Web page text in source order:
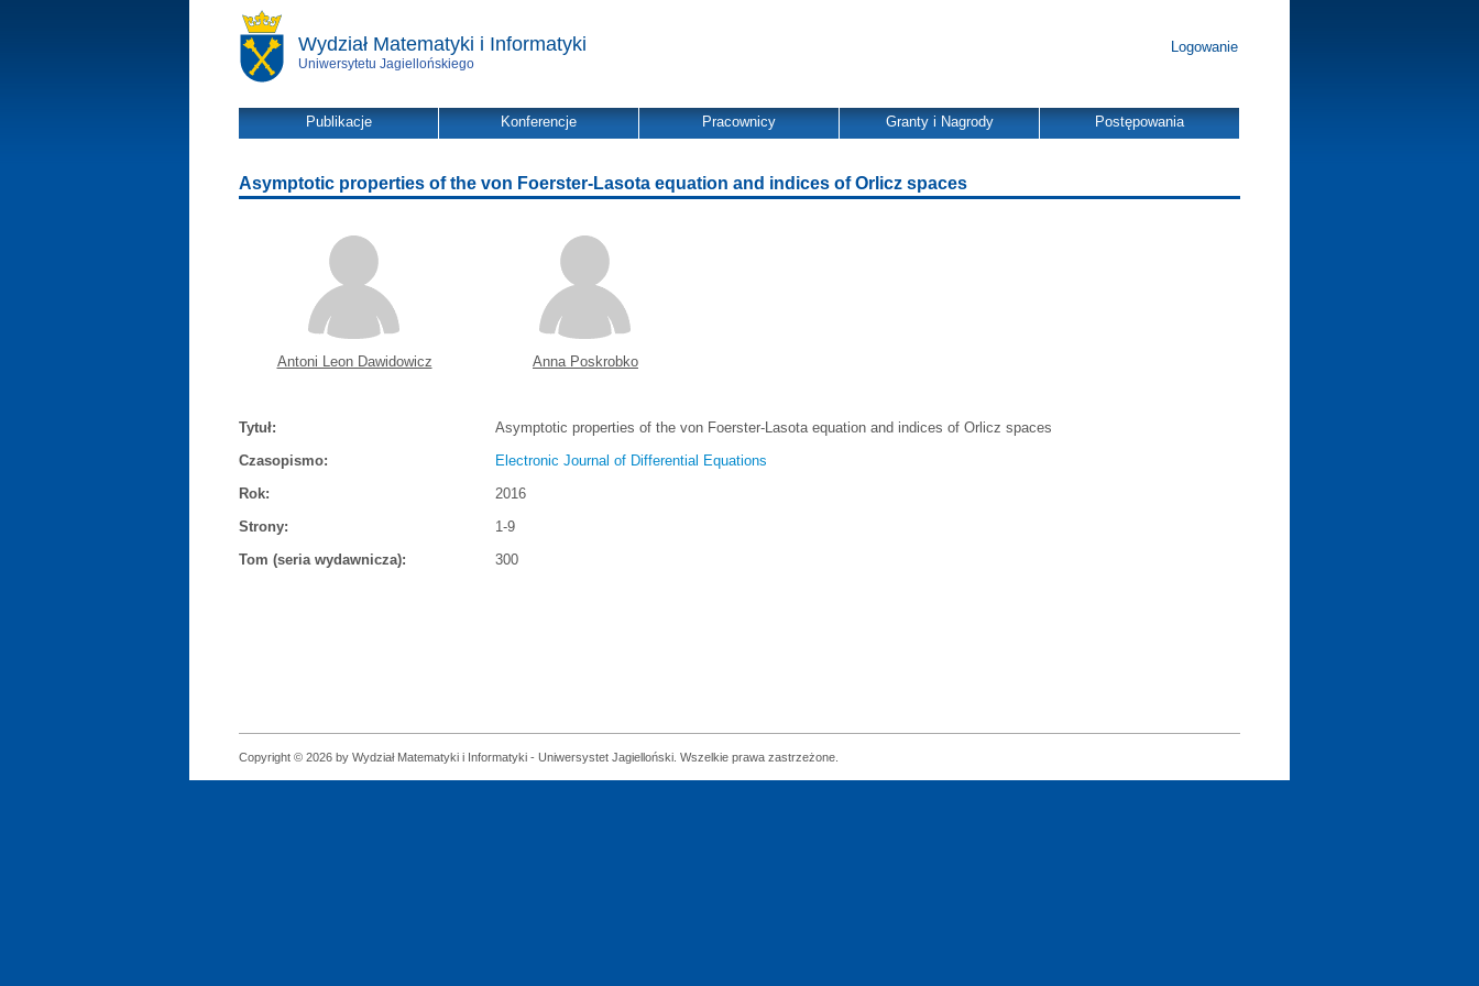
Wydział Matematyki i Informatyki
Uniwersytetu Jagiellońskiego
Logowanie
Publikacje Konferencje Pracownicy Granty i Nagrody Postępowania
Asymptotic properties of the von Foerster-Lasota equation and indices of Orlicz spaces
Antoni Leon Dawidowicz Anna Poskrobko
Tytuł:
Asymptotic properties of the von Foerster-Lasota equation and indices of Orlicz spaces
Czasopismo:
Electronic Journal of Differential Equations
Rok:
2016
Strony:
1-9
Tom (seria wydawnicza):
300
Copyright © 2026 by Wydział Matematyki i Informatyki - Uniwersystet Jagielloński. Wszelkie prawa zastrzeżone.